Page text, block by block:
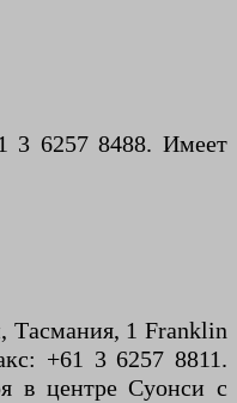
3 6257 8488. Имеет
Тасмания, 1 Franklin
+61 3 6257 8811.
в центре Суонси с